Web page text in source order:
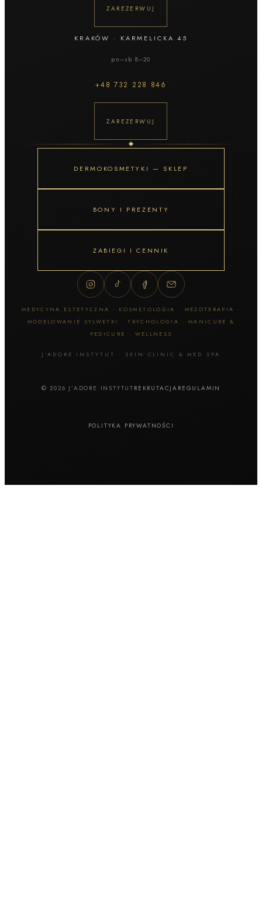
ZAREZERWUJ
KRAKÓW · KARMELICKA 45
pn–sb 8–20
+48732 228 846
ZAREZERWUJ
DERMOKOSMETYKI — SKLEP
BONY I PREZENTY
ZABIEGI I CENNIK
MEDYCYNA ESTETYCZNA · KOSMETOLOGIA · MEZOTERAPIA ·
MODELOWANIE SYLWETKI · TRYCHOLOGIA · MANICURE &
PEDICURE · WELLNESS
J’ADORE INSTYTUT · SKIN CLINIC & MED SPA
© 2026 J’ADORE INSTYTUT REKRUTACJA REGULAMIN
POLITYKA PRYWATNOŚCI